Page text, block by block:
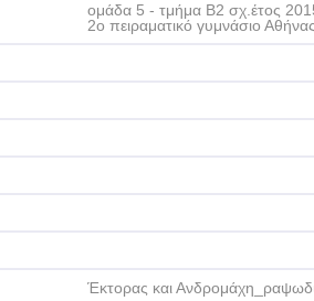
ομάδα 5 - τμήμα Β2 σχ.έτος
2ο πειραματικό γυμνάσιο
Έκτορας και